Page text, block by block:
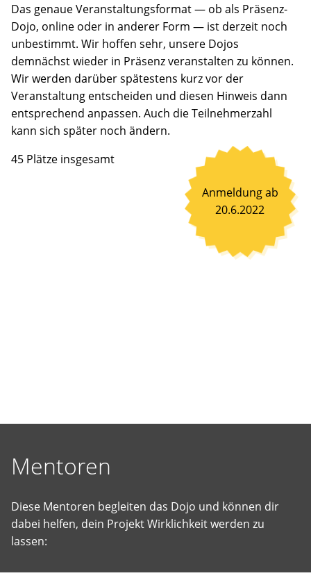
Mentoren
stehen
bereit,
um
gemeinsam
an
Ideen
zu
selbst
vorgeschlagene
Projekte
Wirklichkeit
Das genaue Veranstaltungsformat — ob als Präsenz-
Dojo, online oder in anderer Form — ist derzeit noch
unbestimmt. Wir hoffen sehr, unsere Dojos
demnächst wieder in Präsenz veranstalten zu können.
Wir werden darüber spätestens kurz vor der
Veranstaltung entscheiden und diesen Hinweis dann
entsprechend anpassen. Auch die Teilnehmerzahl
kann sich später noch ändern.
45 Plätze insgesamt
Anmeldung ab
20.6.2022
Mentoren
Diese Mentoren begleiten das Dojo und können dir
dabei helfen, dein Projekt Wirklichkeit werden zu
lassen: